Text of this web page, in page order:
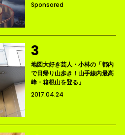
Sponsored
地図大好き芸人・小林の「都内
で日帰り山歩き！山手線内最高
峰・箱根山を登る」
2017.04.24